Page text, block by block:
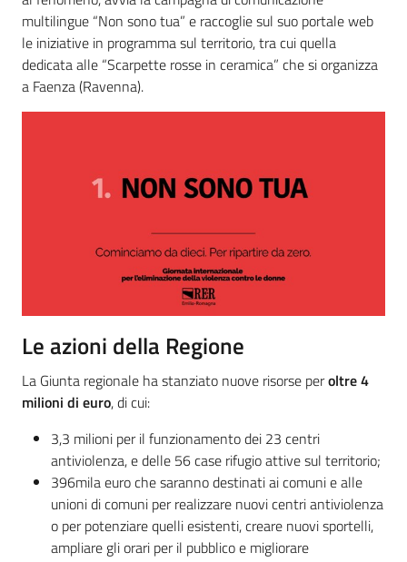
multilingue “Non sono tua” e raccoglie sul suo portale web
le iniziative in programma sul territorio, tra cui quella
dedicata alle “Scarpette rosse in ceramica” che si organizza
a Faenza (Ravenna).
Le azioni della Regione
La Giunta regionale ha stanziato nuove risorse peroltre 4
milioni di euro, di cui:
3,3 milioni per il funzionamento dei 23 centri
antiviolenza, e delle 56 case rifugio attive sul territorio;
396mila euro che saranno destinati ai comuni e alle
unioni di comuni per realizzare nuovi centri antiviolenza
o per potenziare quelli esistenti, creare nuovi sportelli,
ampliare gli orari per il pubblico e migliorare